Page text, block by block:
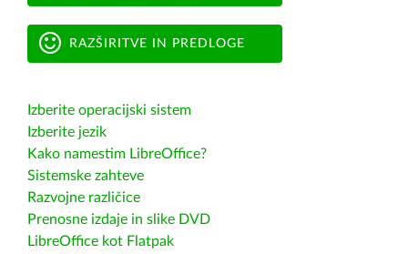
RAZŠIRITVE IN PREDLOGE
Izberite operacijski sistem
Izberite jezik
Kako namestim LibreOffice?
Sistemske zahteve
Razvojne različice
Prenosne izdaje in slike DVD
LibreOffice kot Flatpak